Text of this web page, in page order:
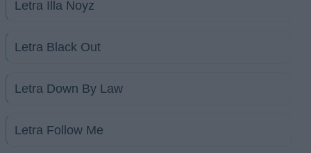
Letra Illa Noyz
Letra Black Out
Letra Down By Law
Letra Follow Me